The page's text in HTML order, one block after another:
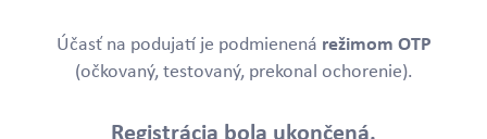
Účasť na podujatí je podmienená režimom OTP
(očkovaný, testovaný, prekonal ochorenie).
Registrácia bola ukončená.